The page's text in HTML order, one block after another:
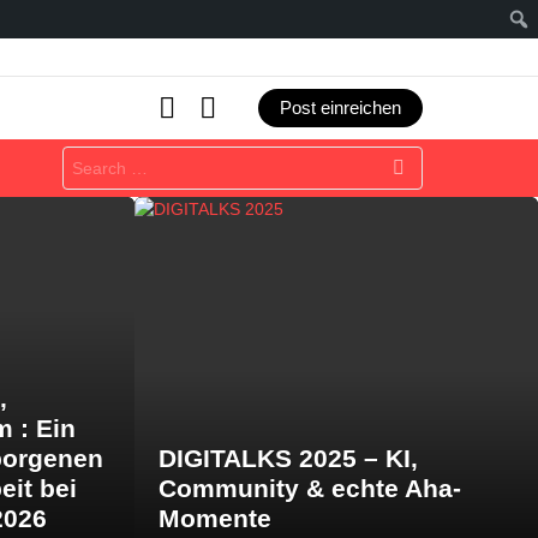
SEARCHLOGIN
Post einreichen
Search
for:
: Ein
bei
DIGITALKS 2025 – KI,
Community & echte Aha-
Momente